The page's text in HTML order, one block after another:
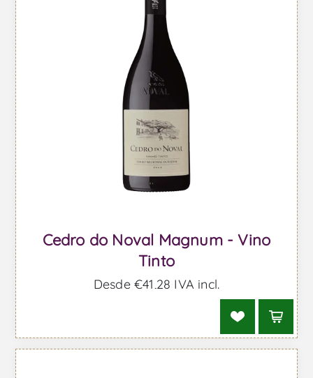
Cedro do Noval Magnum - Vino
Tinto
Desde €41,28 IVA incl.